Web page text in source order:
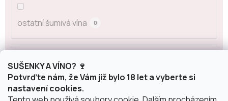
SUŠENKY A VÍNO? 🍷
Potvrďte nám, že Vám již bylo 18 let a vyberte si
nastavení cookies.
ostatní šumivá vína 0
0 % 0